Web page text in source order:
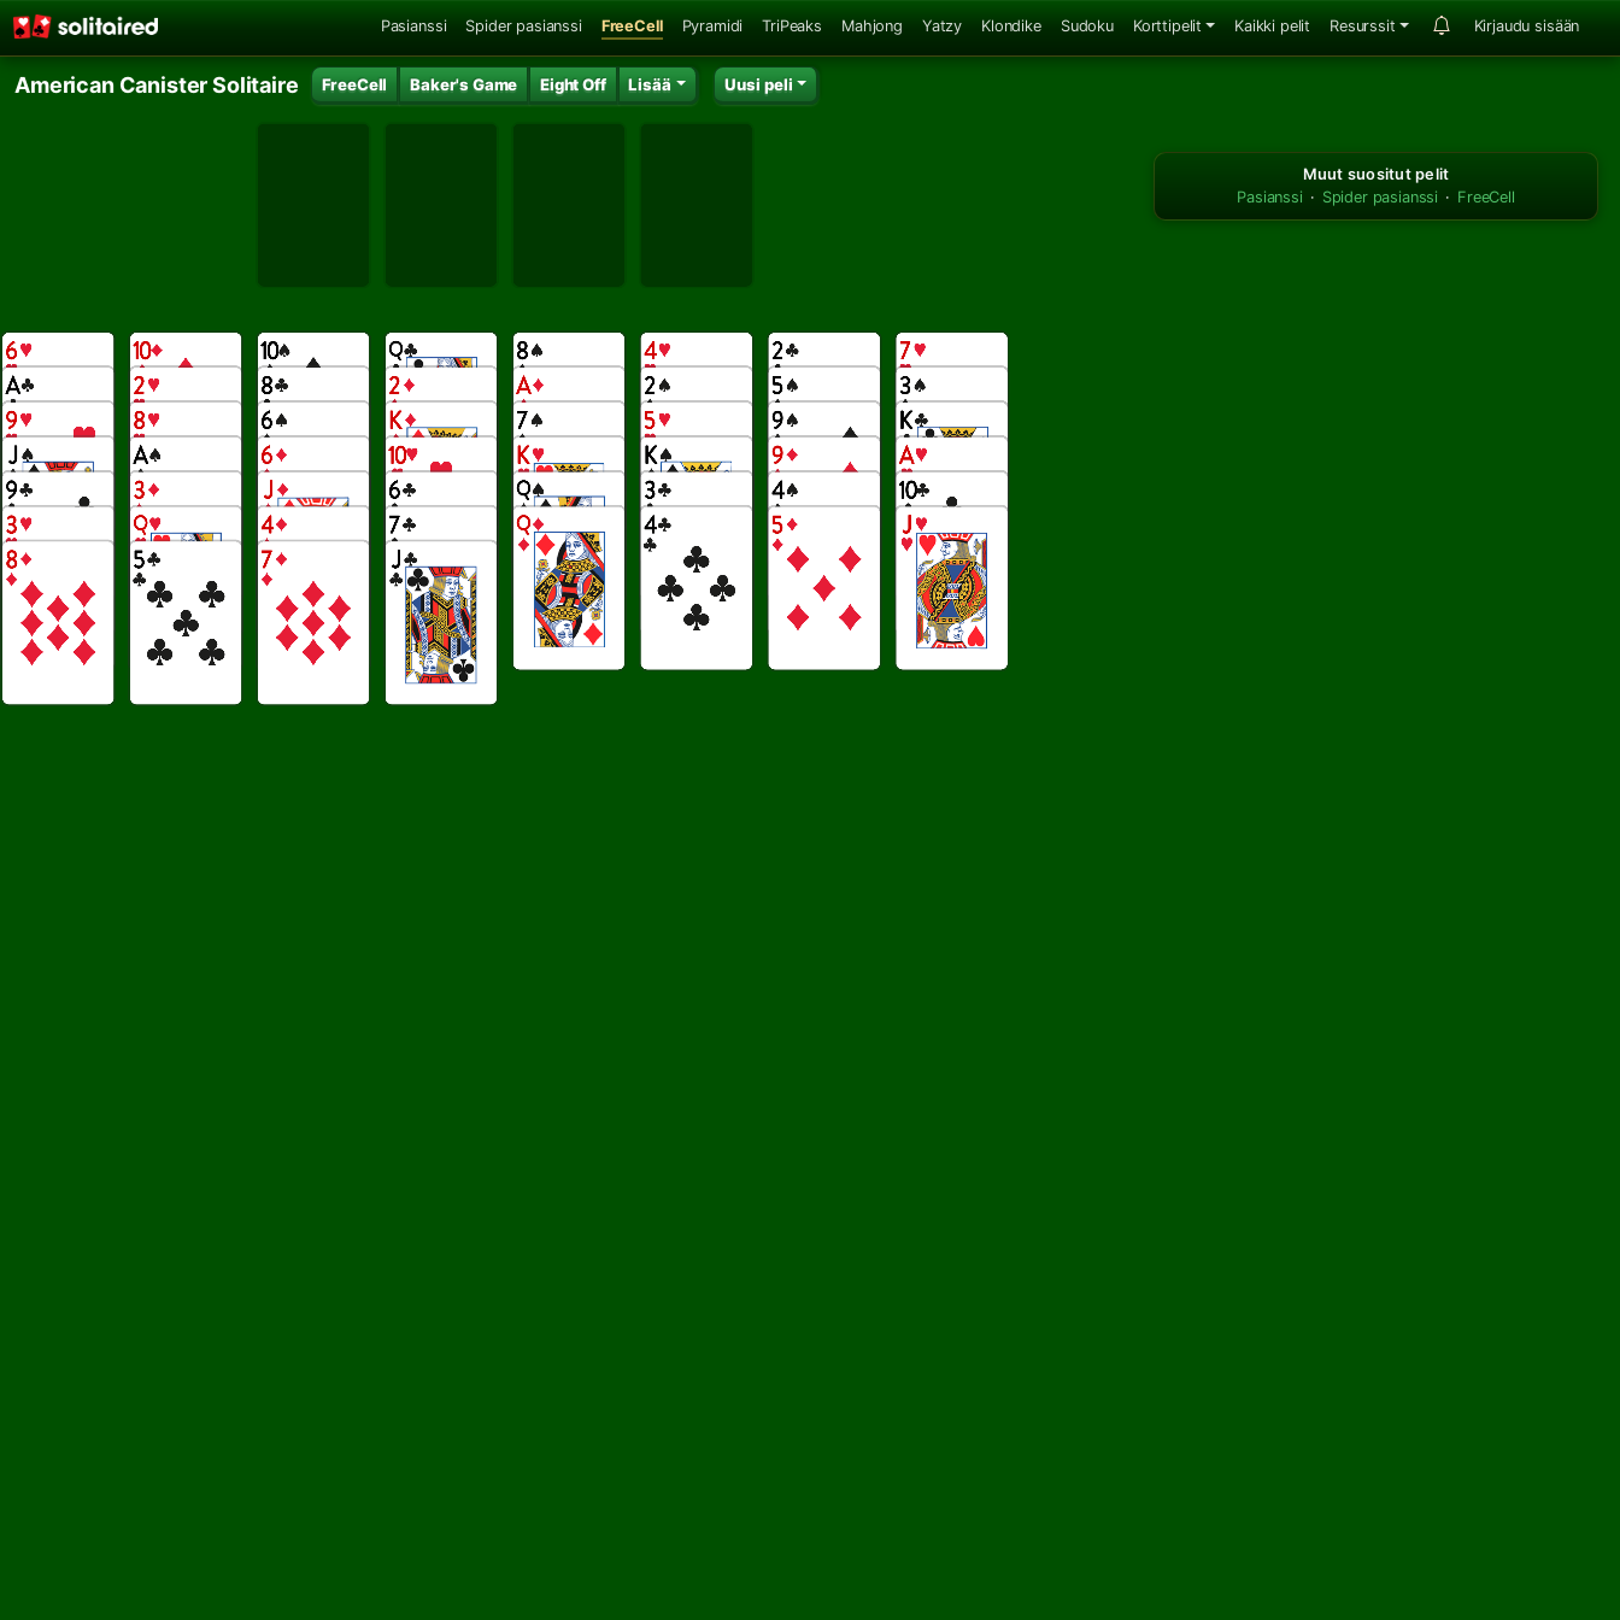
Pasianssi Spider pasianssi FreeCell Pyramidi TriPeaks Mahjong Yatzy Klondike Sudoku Korttipelit Kaikki pelit Resurssit Kirjaudu sisään
American Canister Solitaire FreeCell Baker's Game Eight Off Lisää Uusi peli
Muut suositut pelit
Pasianssi · Spider pasianssi · FreeCell